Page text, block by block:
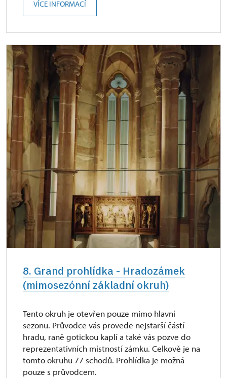
VÍCE INFORMACÍ
8. Grand prohlídka - Hradozámek
(mimosezónní základní okruh)
Tento okruh je otevřen pouze mimo hlavní
sezonu. Průvodce vás provede nejstarší částí
hradu, raně gotickou kaplí a také vás pozve do
reprezentativních místností zámku. Celkově je na
tomto okruhu 77 schodů. Prohlídka je možná
pouze s průvodcem.